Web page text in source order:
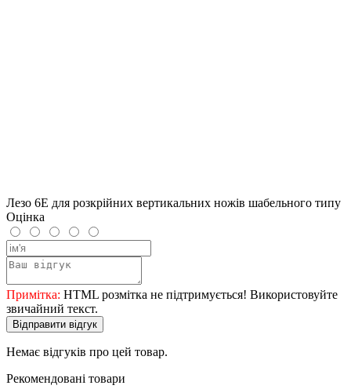
Лезо 6E для розкрійних вертикальних ножів шабельного типу
Оцінка
Примітка: HTML розмітка не підтримується! Використовуйте
звичайний текст.
Відправити відгук
Немає відгуків про цей товар.
Рекомендовані товари